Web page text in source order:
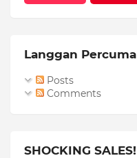
Langgan Percuma
Posts
Comments
SHOCKING SALES!